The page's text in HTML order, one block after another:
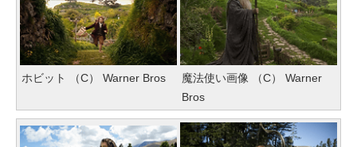
ホビット （C） Warner Bros
魔法使い画像 （C） Warner
Bros